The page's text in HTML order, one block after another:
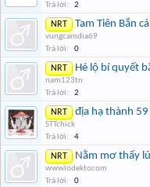
Trả lời:
2
NRT Tam Tiên Bắn
vungcamdia69
Trả lời:
0
NRT Hé lộ bí quyết
nam123tn
Trả lời:
2
NRT địa hạ thành
STTchick
Trả lời:
4
NRT Nằm mơ thấy
wwwlodektocom
Trả lời:
0